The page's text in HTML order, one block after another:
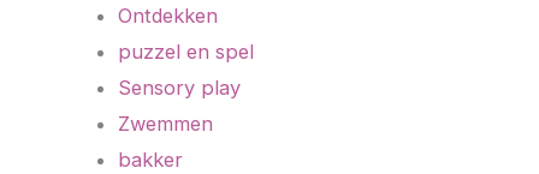
Ontdekken
puzzel en spel
Sensory play
Zwemmen
bakker